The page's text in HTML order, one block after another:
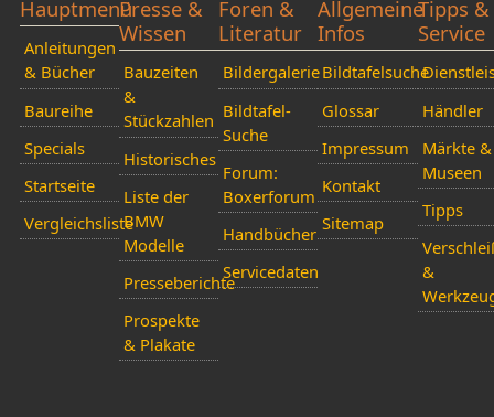
Hauptmenü
Anleitungen
& Bücher
Baureihe
Specials
Startseite
Vergleichsliste
Presse &
Wissen
Bauzeiten
&
Stückzahlen
Historisches
Liste der
BMW
Modelle
Presseberichte
Prospekte
& Plakate
Foren &
Literatur
Bildergalerie
Bildtafel-
Suche
Forum:
Boxerforum
Handbücher
Servicedaten
Allgemeine
Infos
Bildtafelsuche
Glossar
Impressum
Kontakt
Sitemap
Tipps &
Service
Händler
Märkte &
Museen
Tipps
&